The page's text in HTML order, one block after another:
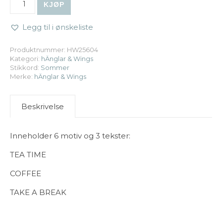
KJØP
Legg til i ønskeliste
Produktnummer: HW25604
Kategori: hÄnglar & Wings
Stikkord: Sommer
Merke: hÄnglar & Wings
Beskrivelse
Inneholder 6 motiv og 3 tekster:
TEA TIME
COFFEE
TAKE A BREAK